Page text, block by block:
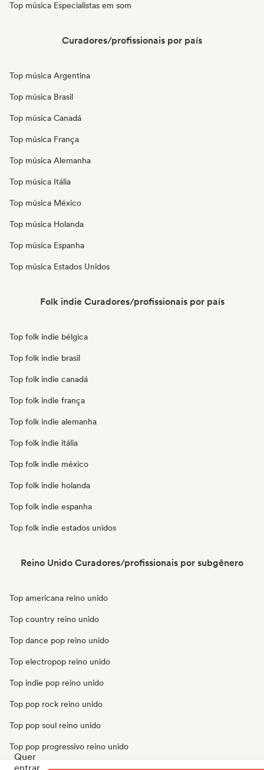
Top música Especialistas em som
Curadores/profissionais por país
Top música Argentina
Top música Brasil
Top música Canadá
Top música França
Top música Alemanha
Top música Itália
Top música México
Top música Holanda
Top música Espanha
Top música Estados Unidos
Folk indie Curadores/profissionais por país
Top folk indie bélgica
Top folk indie brasil
Top folk indie canadá
Top folk indie frança
Top folk indie alemanha
Top folk indie itália
Top folk indie méxico
Top folk indie holanda
Top folk indie espanha
Top folk indie estados unidos
Reino Unido Curadores/profissionais por subgênero
Top americana reino unido
Top country reino unido
Top dance pop reino unido
Top electropop reino unido
Top indie pop reino unido
Top pop rock reino unido
Top pop soul reino unido
Top pop progressivo reino unido
Top pop psicodélico reino unido
Quer
entrar